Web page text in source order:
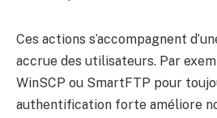
Ces actions s’accompagnent
accrue des utilisateurs. Par
WinSCP ou SmartFTP pour
authentification forte améliore